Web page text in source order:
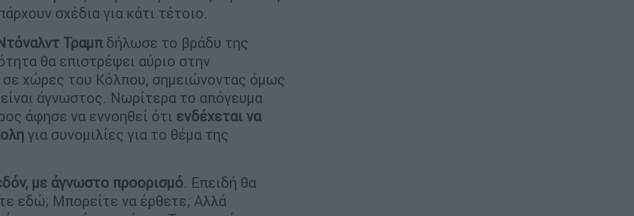
σχέδια για κάτι τέτοιο.
Τραμπδήλωσε το βράδυ της
θα επιστρέψει αύριο στην
σε χώρες του Κόλπου, σημειώνοντας όμως
άγνωστος. Νωρίτερα το απόγευμα
άφησε να εννοηθεί ότι ενδέχεται να
για συνομιλίες για το θέμα της
με άγνωστο προορισμό. Επειδή θα
εδώ; Μπορείτε να έρθετε; Αλλά